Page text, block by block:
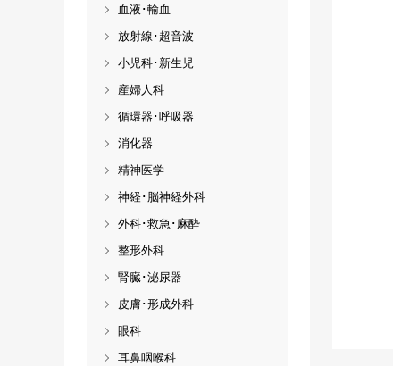
血液･輸血
放射線･超音波
小児科･新生児
産婦人科
循環器･呼吸器
消化器
精神医学
神経･脳神経外科
外科･救急･麻酔
整形外科
腎臓･泌尿器
皮膚･形成外科
眼科
耳鼻咽喉科